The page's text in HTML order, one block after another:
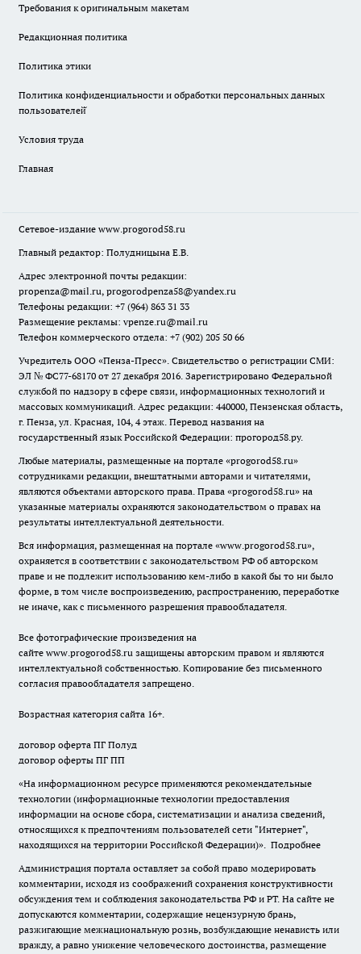
Требования к оригинальным макетам
Редакционная политика
Политика этики
Политика конфиденциальности и обработки персональных данных
пользователей̆
Условия труда
Главная
Сетевое-издание www.progorod58.ru
Главный редактор: Полудницына Е.В.
Адрес электронной почты редакции:
propenza@mail.ru, progorodpenza58@yandex.ru
Телефоны редакции: +7 (964) 863 31 33
Размещение рекламы: vpenze.ru@mail.ru
Телефон коммерческого отдела: +7 (902) 205 50 66
Учредитель ООО «Пенза-Пресс». Свидетельство о регистрации СМИ:
ЭЛ № ФС77-68170 от 27 декабря 2016. Зарегистрировано Федеральной
службой по надзору в сфере связи, информационных технологий и
массовых коммуникаций. Адрес редакции: 440000, Пензенская область,
г. Пенза, ул. Красная, 104, 4 этаж. Перевод названия на
государственный язык Российской Федерации: прогород58.ру.
Любые материалы, размещенные на портале «progorod58.ru»
сотрудниками редакции, внештатными авторами и читателями,
являются объектами авторского права. Права «progorod58.ru» на
указанные материалы охраняются законодательством о правах на
результаты интеллектуальной деятельности.
Вся информация, размещенная на портале «www.progorod58.ru»,
охраняется в соответствии с законодательством РФ об авторском
праве и не подлежит использованию кем-либо в какой бы то ни было
форме, в том числе воспроизведению, распространению, переработке
не иначе, как с письменного разрешения правообладателя.
Все фотографические произведения на
сайте www.progorod58.ru защищены авторским правом и являются
интеллектуальной собственностью. Копирование без письменного
согласия правообладателя запрещено.
Возрастная категория сайта 16+.
договор оферта ПГ Полуд
договор оферты ПГ ПП
«На информационном ресурсе применяются рекомендательные
технологии (информационные технологии предоставления
информации на основе сбора, систематизации и анализа сведений,
относящихся к предпочтениям пользователей сети "Интернет",
находящихся на территории Российской Федерации)». Подробнее
Администрация портала оставляет за собой право модерировать
комментарии, исходя из соображений сохранения конструктивности
обсуждения тем и соблюдения законодательства РФ и РТ. На сайте не
допускаются комментарии, содержащие нецензурную брань,
разжигающие межнациональную рознь, возбуждающие ненависть или
вражду, а равно унижение человеческого достоинства, размещение